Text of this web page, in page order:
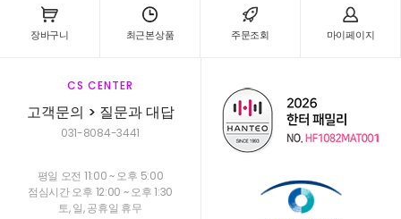
장바구니 최근본상품 주문조회 마이페이지
CS CENTER
고객문의 > 질문과 대답
031-8084-3441
평일 오전 11:00 ~ 오후 5:00
점심시간 오후 12:00 ~ 오후 1:30
토, 일, 공휴일 휴무